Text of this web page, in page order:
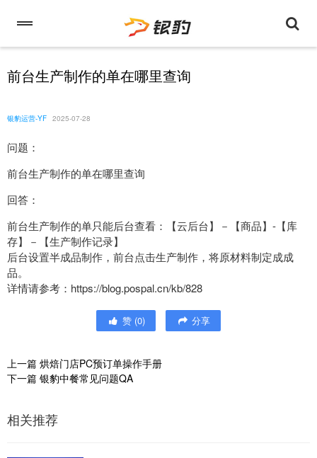
前台生产制作的单在哪里查询
银豹运营-YF 2025-07-28
问题：
前台生产制作的单在哪里查询
回答：
前台生产制作的单只能后台查看：【云后台】－【商品】-【库
存】－【生产制作记录】
后台设置半成品制作，前台点击生产制作，将原材料制定成成
品。
详情请参考：https://blog.pospal.cn/kb/828
赞 (0) 分享
上一篇 烘焙门店PC预订单操作手册
下一篇 银豹中餐常见问题QA
相关推荐